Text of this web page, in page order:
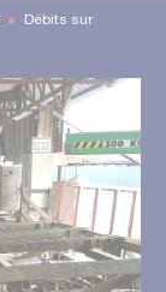
Débits sur